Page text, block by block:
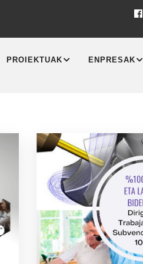
PROIEKTUAK ENPRESAK